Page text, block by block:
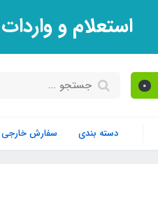
استعلام و
0
دسته بندی سفارش خارجی